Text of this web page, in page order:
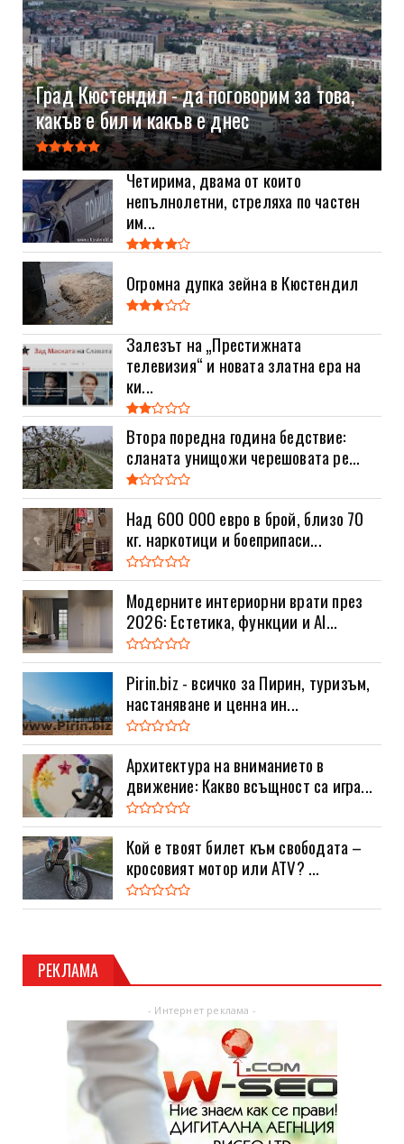
Град Кюстендил - да поговорим за това,
какъв е бил и какъв е днес
Четирима, двама от които
непълнолетни, стреляха по частен
им...
Огромна дупка зейна в Кюстендил
Залезът на „Престижната
телевизия“ и новата златна ера на
ки...
Втора поредна година бедствие:
сланата унищожи черешовата ре...
Над 600 000 евро в брой, близо 70
кг. наркотици и боеприпаси...
Модерните интериорни врати през
2026: Естетика, функции и AI...
Pirin.biz - всичко за Пирин, туризъм,
настаняване и ценна ин...
Архитектура на вниманието в
движение: Какво всъщност са игра...
Кой е твоят билет към свободата –
кросовият мотор или ATV? ...
РЕКЛАМА
- Интернет реклама -